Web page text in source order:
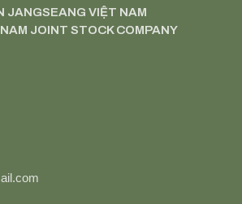
JANGSEANG VIỆT NAM
JOINT STOCK COMPANY